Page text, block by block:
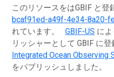
このリソースをはGBIF と登
bcaf91ed-a49f-4e34-8a20-
れています。 GBIF-US に
リッシャーとして GBIF に
Integrated Ocean Observing
をパブリッシュしました。